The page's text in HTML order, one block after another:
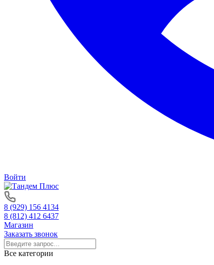
Войти
8 (929) 156 4134
8 (812) 412 6437
Магазин
Заказать звонок
Все категории